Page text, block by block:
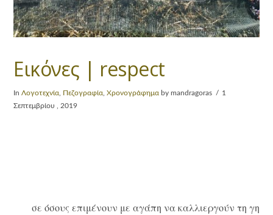
Εικόνες | respect
InΛογοτεχνία Πεζογραφία ,Χρονογράφημα by mandragoras
1
Σεπτεμβρίου , 2019
σε όσους επιμένουν με αγάπη να καλλιεργούν τη γη